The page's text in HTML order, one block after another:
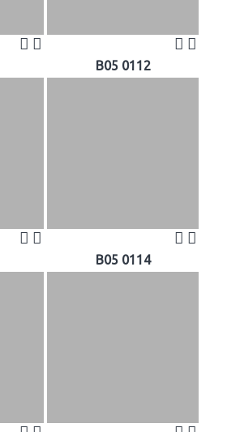
B05 0112
B05 0114